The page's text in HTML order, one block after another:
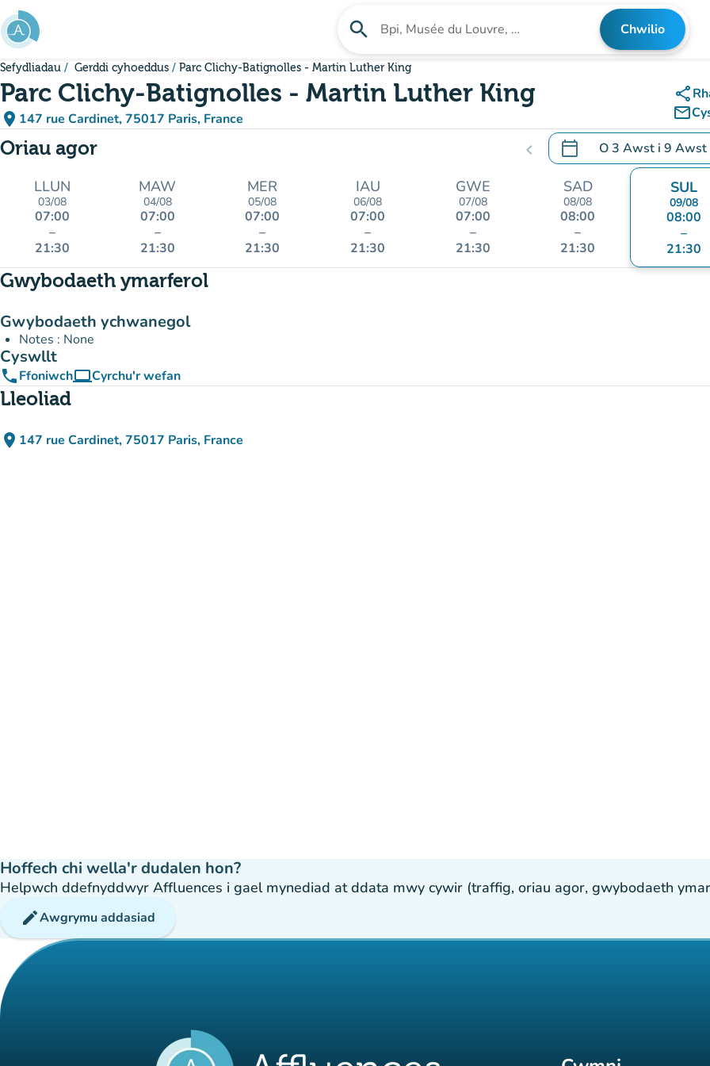
Mynd i'r prif gynnwys
search Chwilio am sefydliad Chwilio
Sefydliadau Gerddi cyhoeddus Parc Clichy-Batignolles - Martin Luther King
Parc Clichy-Batignolles - Martin Luther King
place 147 rue Cardinet, 75017 Paris, France
(agor yn Google Maps)
(tab newydd)
share
mail_outline
Oriau agor chevron_left calendar_today O3 Awst i 9 Awst
.Agor y calendr i newid
LLUN
03/08
07:00
–
21:30
MAW
04/08
07:00
–
21:30
MER
05/08
07:00
–
21:30
IAU
06/08
07:00
–
21:30
GWE
07/08
07:00
–
21:30
SAD
08/08
08:00
–
21:30
SUL
09/08
08:00
–
21:30
Gwybodaeth ymarferol
Gwybodaeth ychwanegol
Notes : None
Cyswllt
phoneFfoniwchcomputerCyrchu'r wefan
(tab newydd)
Lleoliad
place 147 rue Cardinet, 75017 Paris, France
(agor yn Google Maps)
(tab newydd)
Hoffech chi wella'r dudalen hon?
Helpwch ddefnyddwyr Affluences i gael mynediad at ddata mwy cywir (traffig, oriau agor, gwybodaeth
editAwgrymu addasiad